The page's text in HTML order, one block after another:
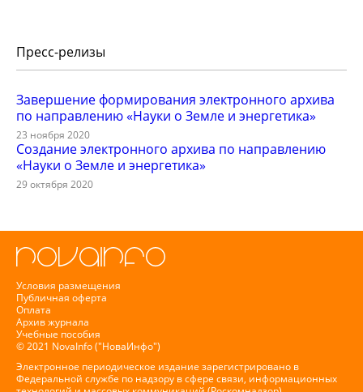
Пресс-релизы
Завершение формирования электронного архива
по направлению «Науки о Земле и энергетика»
23 ноября 2020
Создание электронного архива по направлению
«Науки о Земле и энергетика»
29 октября 2020
Условия размещения
Публичная оферта
Оплата
Архив журнала
Учебные пособия
© 2021 NovaInfo ("НоваИнфо")
Электронное периодическое издание зарегистрировано в
Федеральной службе по надзору в сфере связи, информационных